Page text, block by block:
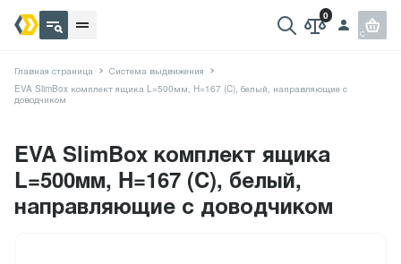
Главная страница
Система выдвижения
EVA SlimBox комплект ящика L=500мм, H=167 (C), белый, направляющие с
доводчиком
EVA SlimBox комплект ящика
L=500мм, H=167 (C), белый,
направляющие с доводчиком